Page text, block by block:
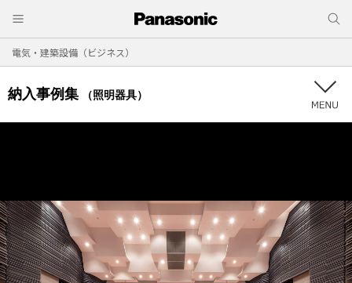
電気・建築設備（ビジネス）
納入事例集 （照明器具）